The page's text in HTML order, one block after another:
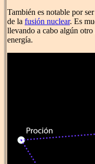
También es notable por
de la fusión nuclear. Es
llevando a cabo algún
energía.